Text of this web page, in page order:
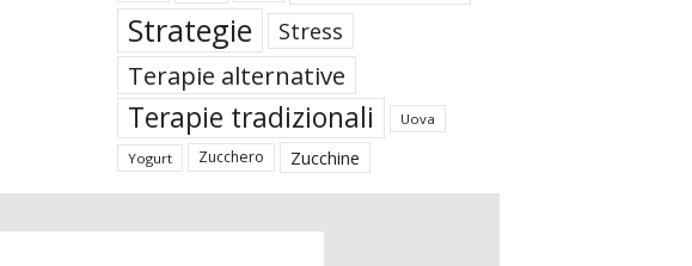
Strategie Stress
Terapie alternative
Terapie tradizionali Uova
Yogurt Zucchero Zucchine